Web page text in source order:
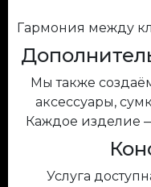
Гармония между
Мы также
аксессуары,
Каждое изделие
Услуга